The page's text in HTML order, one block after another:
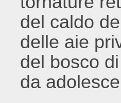
del caldo
delle aie
del bosco
da